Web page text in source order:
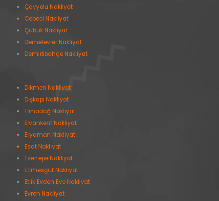
Çayyolu Nakliyat
Cebeci Nakliyat
Çubuk Nakliyat
Demetevler Nakliyat
Demirlibahçe Nakliyat
Dikmen Nakliyat
Dışkapı Nakliyat
Elmadağ Nakliyat
Elvankent Nakliyat
Eryaman Nakliyat
Esat Nakliyat
Esertepe Nakliyat
Etimesgut Nakliyat
Etlik Evden Eve Nakliyat
Evren Nakliyat